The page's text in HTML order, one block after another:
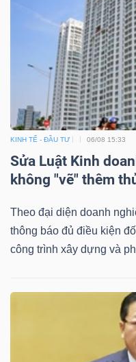
KINH TẾ - ĐẦU TƯ 06/08 15:33
Sửa Luật Kinh
không "vẽ" thêm
Theo đại diện doanh
thông báo đủ điều kiện
công trình xây dựng và